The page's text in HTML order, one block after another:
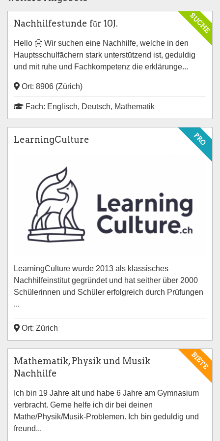
SUCHE
Nachhilfestunde fūr 10J.
Hello 🤗 Wir suchen eine Nachhilfe, welche in den
Hauptsschulfāchern stark unterstūtzend ist, geduldig
und mit ruhe und Fachkompetenz die erklärunge...
Ort: 8906 (Zürich)
Fach: Englisch, Deutsch, Mathematik
PRO
LearningCulture
LearningCulture wurde 2013 als klassisches
Nachhilfeinstitut gegründet und hat seither über 2000
Schülerinnen und Schüler erfolgreich durch Prüfungen
...
Ort: Zürich
BIETE
Mathematik, Physik und Musik
Nachhilfe
Ich bin 19 Jahre alt und habe 6 Jahre am Gymnasium
verbracht. Gerne helfe ich dir bei deinen
Mathe/Physik/Musik-Problemen. Ich bin geduldig und
freund...